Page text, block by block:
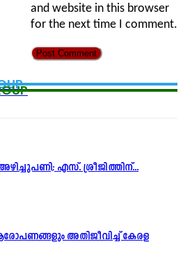
and website in this browser
for the next time I comment.
എസ്. ശ്രീജിത്തിന്...
അതിജീവിച്ച് കേരള